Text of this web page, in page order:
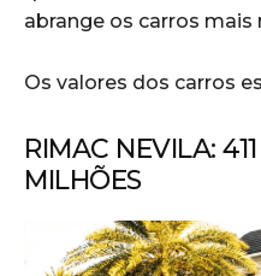
abrange os carros
Os valores dos carros
RIMAC NEVILA:
MILHÕES